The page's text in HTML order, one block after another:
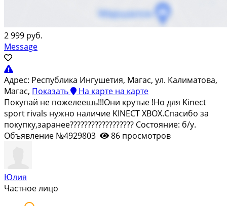
2 999 руб.
Message
Адрес: Республика Ингушетия, Магас, ул. Калиматова,
Магас, Показать На карте на карте
Покупай не пожелеешь!!!Они крутые !Но для Kinect
sport rivals нужно наличие KINECT XBOX.Спасибо за
покупку,заранее?????????????????? Состояние: б/у.
Объявление №4929803
86 просмотров
Юлия
Частное лицо